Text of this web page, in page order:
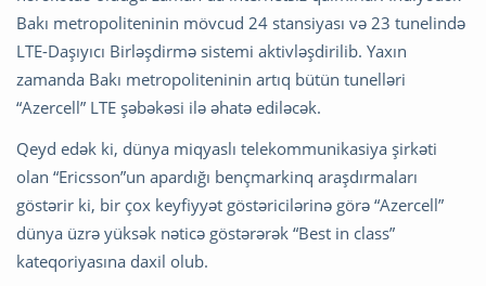
Bakı metropoliteninin mövcud 24 stansiyası və 23 tunelində
LTE-Daşıyıcı Birləşdirmə sistemi aktivləşdirilib. Yaxın
zamanda Bakı metropoliteninin artıq bütün tunelləri
“Azercell” LTE şəbəkəsi ilə əhatə ediləcək.
Qeyd edək ki, dünya miqyaslı telekommunikasiya şirkəti
olan “Ericsson”un apardığı bençmarkinq araşdırmaları
göstərir ki, bir çox keyfiyyət göstəricilərinə görə “Azercell”
dünya üzrə yüksək nəticə göstərərək “Best in class”
kateqoriyasına daxil olub.